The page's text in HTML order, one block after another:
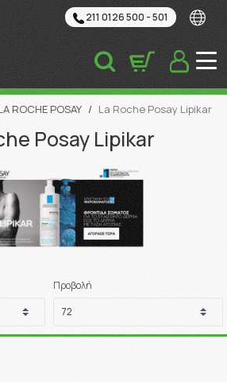
211 0126 500 - 501
ROCHE POSAY / La Roche Posay Lipikar
Posay Lipikar
Προβολή